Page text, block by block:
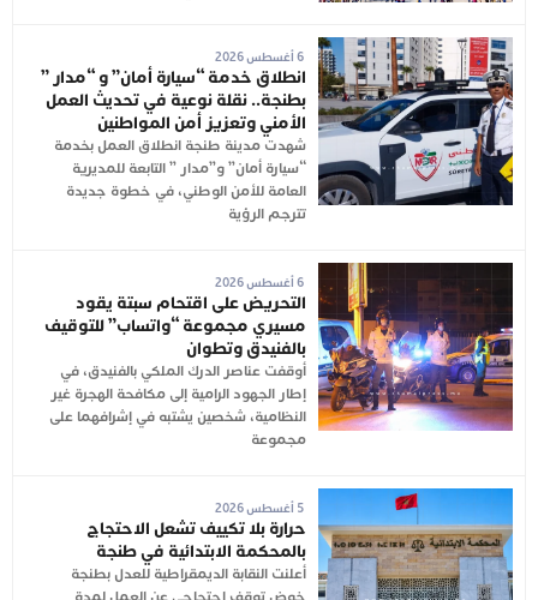
6 أغسطس 2026
انطلاق خدمة “سيارة أمان” و “مدار ”
بطنجة.. نقلة نوعية في تحديث العمل
الأمني وتعزيز أمن المواطنين
شهدت مدينة طنجة انطلاق العمل بخدمة
“سيارة أمان” و”مدار ” التابعة للمديرية
العامة للأمن الوطني، في خطوة جديدة
تترجم الرؤية
6 أغسطس 2026
التحريض على اقتحام سبتة يقود
مسيري مجموعة “واتساب” للتوقيف
بالفنيدق وتطوان
أوقفت عناصر الدرك الملكي بالفنيدق، في
إطار الجهود الرامية إلى مكافحة الهجرة غير
النظامية، شخصين يشتبه في إشرافهما على
مجموعة
5 أغسطس 2026
حرارة بلا تكييف تشعل الاحتجاج
بالمحكمة الابتدائية في طنجة
أعلنت النقابة الديمقراطية للعدل بطنجة